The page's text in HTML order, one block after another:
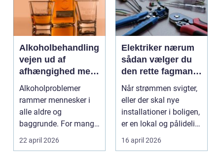
Alkoholbehandling
vejen ud af
afhængighed med
professionel støtte
Alkoholproblemer
rammer mennesker i
alle aldre og
baggrunde. For mange
starter det med
hyggedrik på ...
22 april 2026
Elektriker nærum
sådan vælger du
den rette fagmand
til dine el-opgaver
Når strømmen svigter,
eller der skal nye
installationer i boligen,
er en lokal og pålidelig
elektrik...
16 april 2026